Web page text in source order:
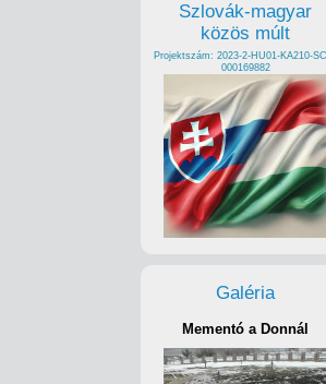
Szlovák-magyar
közös múlt
Projektszám: 2023-2-HU01-KA210-
000169882
Galéria
Mementó a Donnál